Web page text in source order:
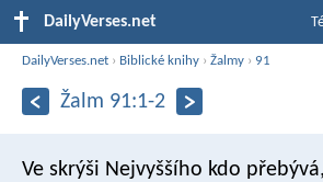
DailyVerses.net
DailyVerses.net › Biblické knihy ›Žalmy › 91
Žalm 91:1-2
Ve skrýši Nejvyššího kdo přebývá,